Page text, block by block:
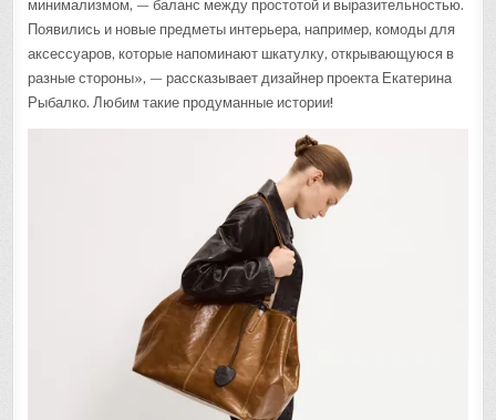
минимализмом, — баланс между простотой и выразительностью.
Появились и новые предметы интерьера, например, комоды для
аксессуаров, которые напоминают шкатулку, открывающуюся в
разные стороны», — рассказывает дизайнер проекта Екатерина
Рыбалко. Любим такие продуманные истории!